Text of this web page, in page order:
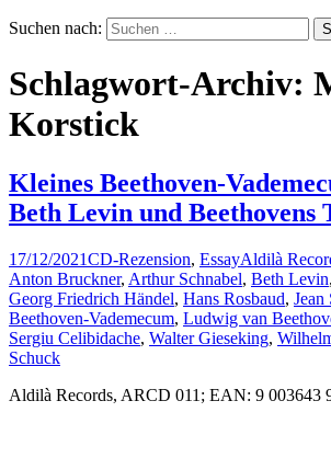
Suchen nach:
Schlagwort-Archiv:
Korstick
Kleines Beethoven-
Beth Levin und Beethovens
17/12/2021CD-Rezension, EssayAldilà
Anton Bruckner, Arthur Schnabel, Beth Levin,
Georg Friedrich Händel, Hans Rosbaud, Jean
Beethoven-Vademecum, Ludwig van
Sergiu Celibidache, Walter Gieseking,
Schuck
Aldilà Records, ARCD 011; EAN: 9 003643